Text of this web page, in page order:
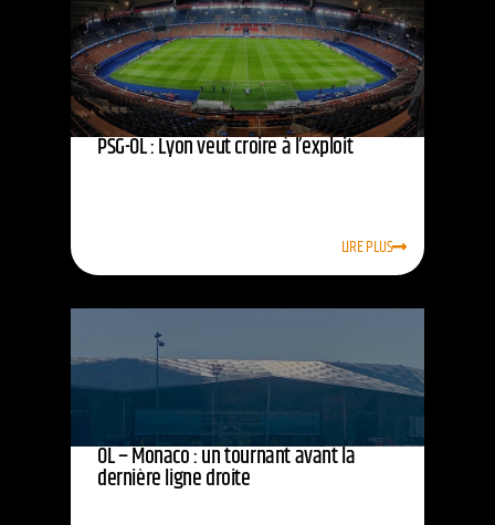
PSG-OL : Lyon veut croire à l’exploit
LIRE PLUS
OL – Monaco : un tournant avant la
dernière ligne droite